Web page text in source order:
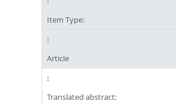
Item Type:
Article
Translated abstract: